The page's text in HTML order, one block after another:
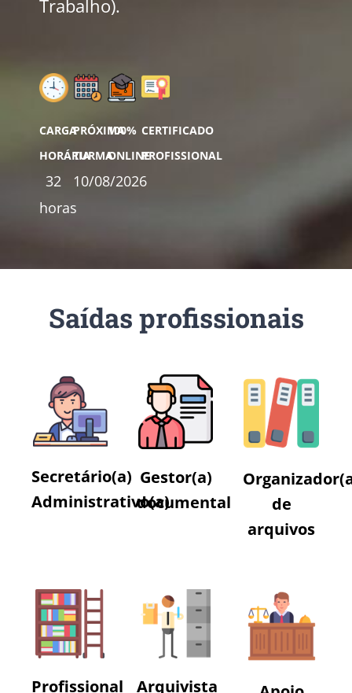
Trabalho).
CARGA
HORÁRIA
32
horas
PRÓXIMA
TURMA
10/08/2026
100%
ONLINE
CERTIFICADO
PROFISSIONAL
Saídas profissionais
Secretário(a)
Administrativo(a)
Gestor(a)
documental
de
arquivos
Profissional Arquivista